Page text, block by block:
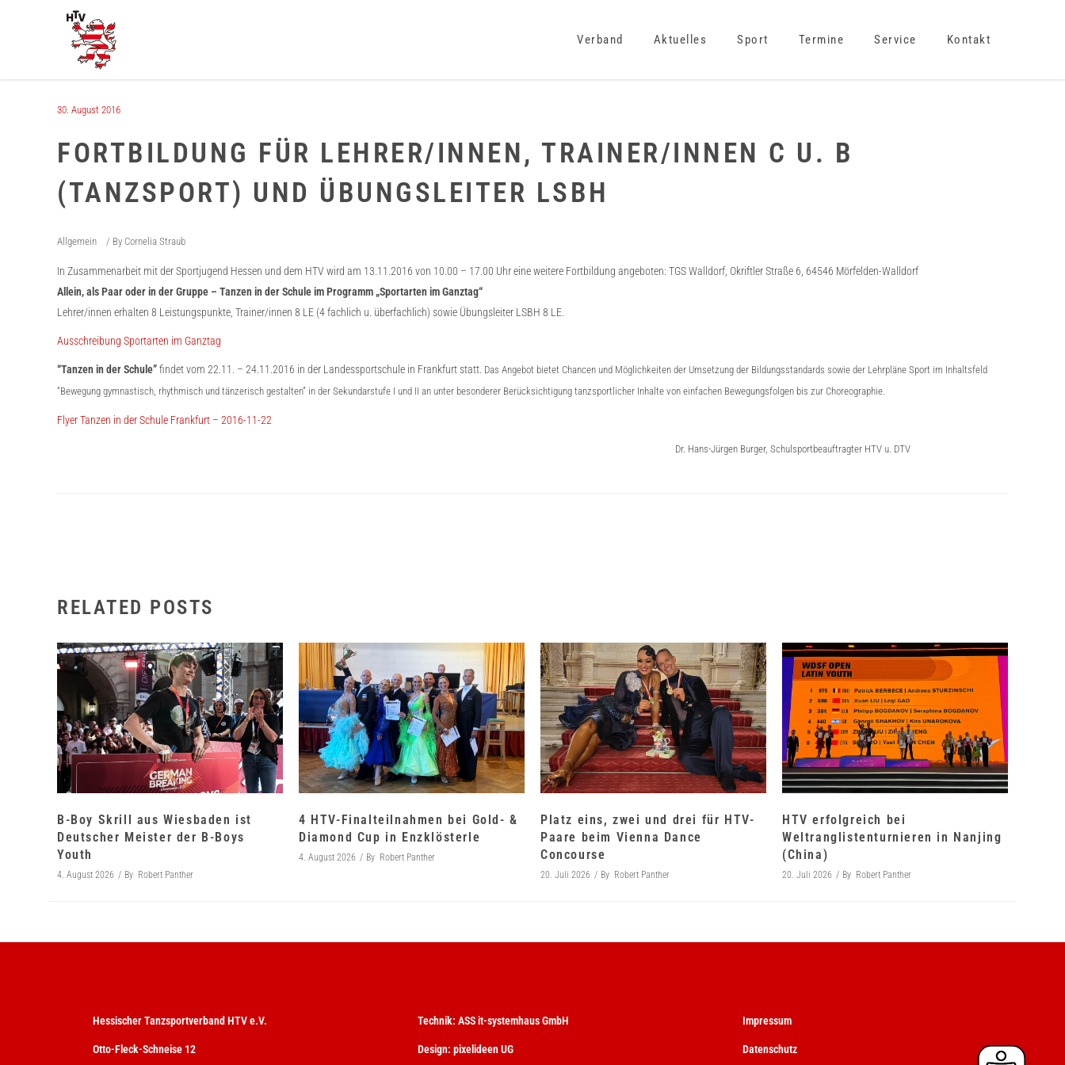
Verband Aktuelles Sport Termine Service Kontakt
30. August 2016
FORTBILDUNG FÜR LEHRER/INNEN, TRAINER/INNEN C U. B
(TANZSPORT) UND ÜBUNGSLEITER LSBH
Allgemein By Cornelia Straub
In Zusammenarbeit mit der Sportjugend Hessen und dem HTV wird am 13.11.2016 von 10.00 – 17.00 Uhr eine weitere Fortbildung angeboten: TGS Walldorf, Okriftler Straße 6, 64546 Mörfelden-Walldorf
Allein, als Paar oder in der Gruppe – Tanzen in der Schule im Programm „Sportarten im Ganztag“
Lehrer/innen erhalten 8 Leistungspunkte, Trainer/innen 8 LE (4 fachlich u. überfachlich) sowie Übungsleiter LSBH 8 LE.
Ausschreibung Sportarten im Ganztag
“Tanzen in der Schule”findet vom 22.11. – 24.11.2016 in der Landessportschule in Frankfurtstatt. Das Angebot bietet Chancen und Möglichkeiten der Umsetzung der Bildungsstandards sowie der Lehrpläne Sport im Inhaltsfeld
“Bewegung gymnastisch, rhythmisch und tänzerisch gestalten” in der Sekundarstufe I und II an unter besonderer Berücksichtigung tanzsportlicher Inhalte von einfachen Bewegungsfolgen bis zur Choreographie.
Flyer Tanzen in der Schule Frankfurt – 2016-11-22
Dr. Hans-Jürgen Burger, Schulsportbeauftragter HTV u. DTV
RELATED POSTS
B-Boy Skrill aus Wiesbaden ist
Deutscher Meister der B-Boys
Youth
4. August 2026 By Robert Panther
4 HTV-Finalteilnahmen bei Gold- &
Diamond Cup in Enzklösterle
4. August 2026 By Robert Panther
Platz eins, zwei und drei für HTV-
Paare beim Vienna Dance
Concourse
20. Juli 2026 By Robert Panther
HTV erfolgreich bei
Weltranglistenturnieren in Nanjing
(China)
20. Juli 2026 By Robert Panther
Hessischer Tanzsportverband HTV e.V.
Otto-Fleck-Schneise 12
Technik: ASS it-systemhaus GmbH
Design: pixelideen UG
Impressum
Datenschutz